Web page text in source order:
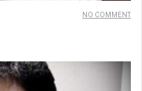
NO COMMENT